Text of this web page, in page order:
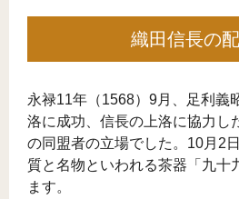
織田信長の
永禄11年（1568）9月、足利義
洛に成功、信長の上洛に協力し
の同盟者の立場でした。10月2
質と名物といわれる茶器「九十
ます。